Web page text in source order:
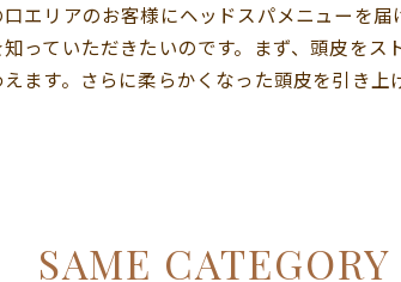
エリアのお客様にヘッドスパメニューを
っていただきたいのです。まず、頭皮をス
ます。さらに柔らかくなった頭皮を引き
SAME CATEGORY